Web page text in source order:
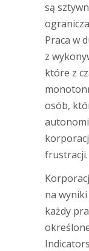
są
Praca w
z
które z
osób,
frustracji.
na
każdy